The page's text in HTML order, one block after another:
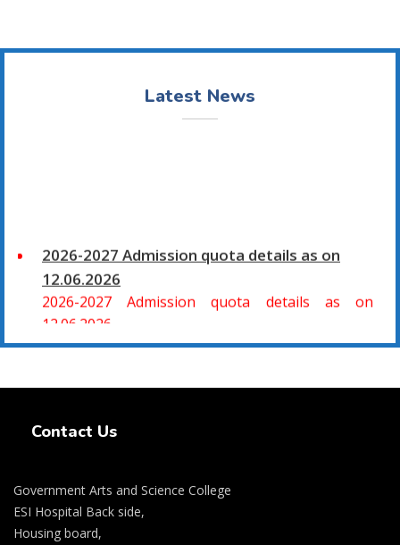
Latest News
2026-2027 Admission quota details as on
12.06.2026
2026-2027 Admission quota details as on
12.06.2026
08.06.2026 அன்று B.Sc., கணிதம், B.Sc., கணினி
விலங்கியல் ஆகிய அறிவியல் பாடப்பிரிவுகளுக்கும்,
09.06.2026 அன்று B.Com., வணிகவியல், B.B.A.,
வணிக நிர்வாகவியல், B.A., பொருளியல், B.A., வரலாறு
Contact Us
Government Arts and Science College
ESI Hospital Back side,
Housing board,